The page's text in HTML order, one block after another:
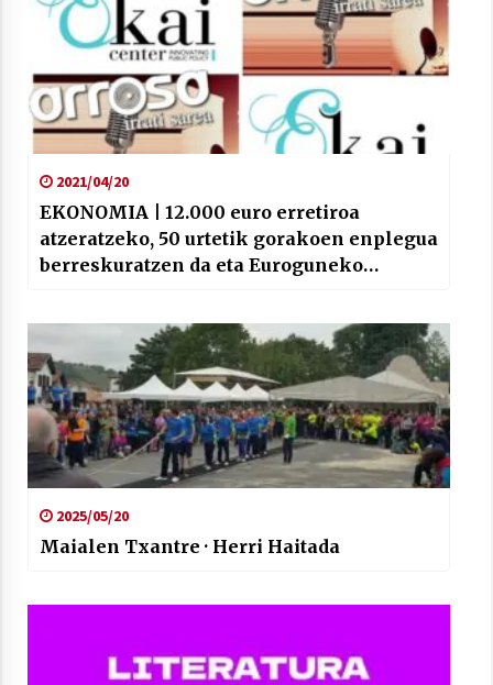
2021/04/20
EKONOMIA | 12.000 euro erretiroa
atzeratzeko, 50 urtetik gorakoen enplegua
berreskuratzen da eta Euroguneko
2025/05/20
Maialen Txantre · Herri Haitada